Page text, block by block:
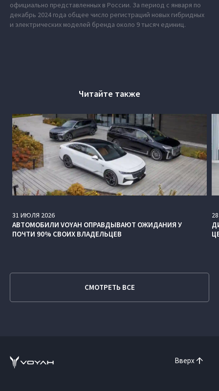
официально представленных в России. За период с января по
декабрь 2024 года общее число регистраций новых гибридных
и электрических моделей бренда около 9 тысяч единиц.
Читайте также
31 ИЮЛЯ 2026
АВТОМОБИЛИ VOYAH ОПРАВДЫВАЮТ ОЖИДАНИЯ У
ПОЧТИ 90% СВОИХ ВЛАДЕЛЬЦЕВ
28
СМОТРЕТЬ ВСЕ
Вверх